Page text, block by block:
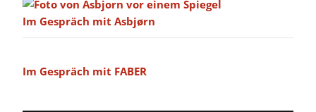
Im Gespräch mit Asbjørn
Im Gespräch mit FABER